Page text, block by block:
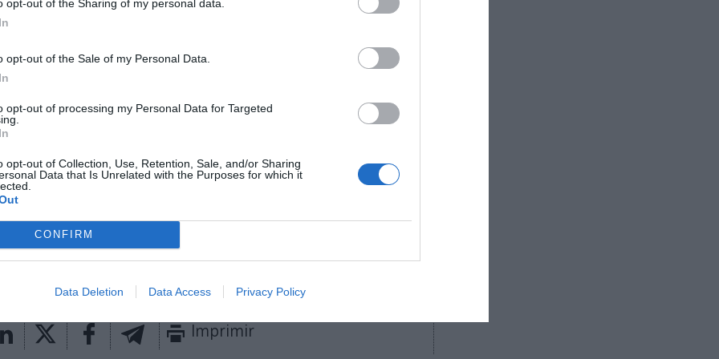
opt-out of the Sharing of my personal data.
opt-out of the Sale of my Personal Data.
opt-out of processing my Personal Data for Targeted
opt-out of Collection, Use, Retention, Sale, and/or Sharing
Data that Is Unrelated with the Purposes for which it
CONFIRM
Data Deletion Data Access Privacy Policy
que el resultado será positivo e incluso se
169.000 euros, según ha informado la entidad en un
esta temporada, la cifra de ingresos prevista supera los 9
tal y como avanzó a
Esto supone un incremento de la facturación del
El club de El Bierzo ha firmado un acuerdo por el que Tvitec,
transformadores de vidrio de Europa, se convierte en su
La alianza se hará efectiva desde la temporada 2022-
como fuente preferida de Google de forma
con las últimas noticias de actualidad.
Imprimir